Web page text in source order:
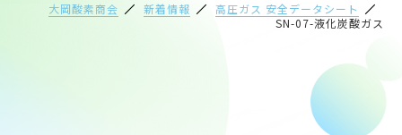
大岡酸素商会 新着情報
高圧ガス 安全データシート
SN-07-液化炭酸ガス